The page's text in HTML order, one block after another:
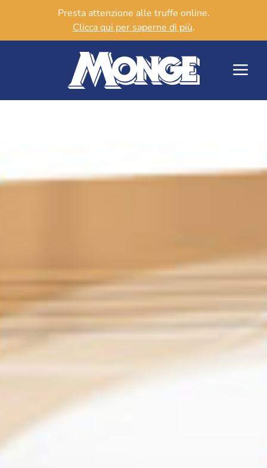
Presta attenzione alle truffe online.
Clicca qui per saperne di più.